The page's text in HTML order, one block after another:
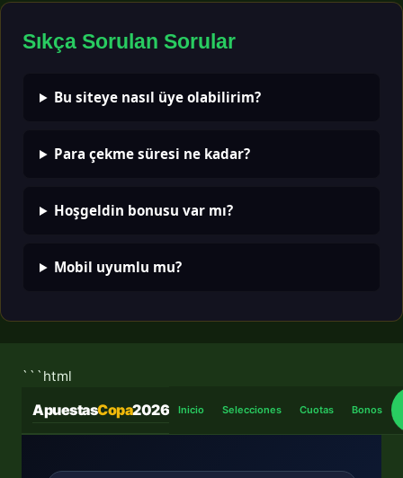
Sıkça Sorulan Sorular
Bu siteye nasıl üye olabilirim?
Para çekme süresi ne kadar?
Hoşgeldin bonusu var mı?
Mobil uyumlu mu?
```html
ApuestasCopa2026 Inicio Selecciones Cuotas Bonos